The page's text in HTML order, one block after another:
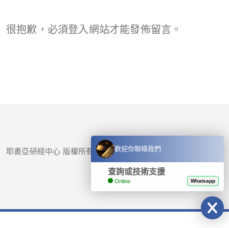
很抱歉，必須登入網站才能發佈留言。
耶書亞研經中心 版權所有 © 2017-2026
歡迎你聯絡我們
查詢或技術支援
Online Whatsapp